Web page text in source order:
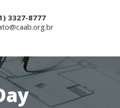
3327-8777